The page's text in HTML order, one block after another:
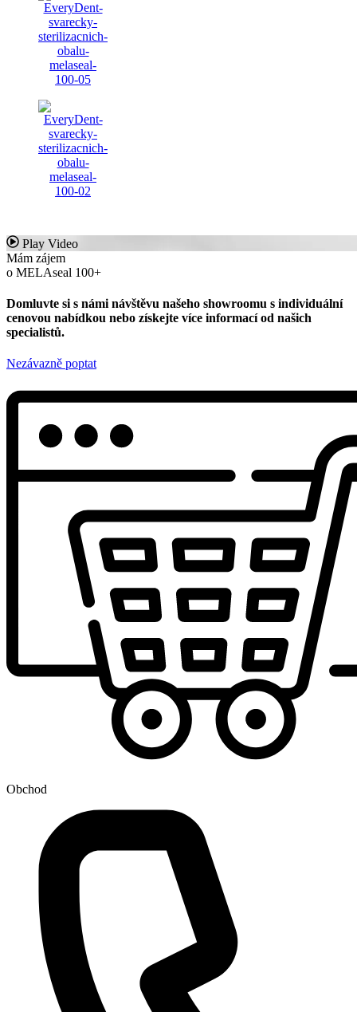
Play Video
Mám zájem
o MELAseal 100+
Domluvte si s námi návštěvu našeho showroomu s individuální
cenovou nabídkou nebo získejte více informací od našich
specialistů.
Nezávazně poptat
Obchod